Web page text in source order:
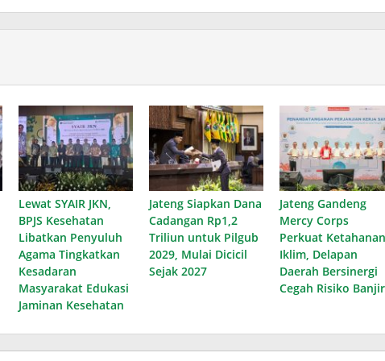
Lewat SYAIR JKN,
BPJS Kesehatan
Libatkan Penyuluh
Agama Tingkatkan
Kesadaran
Masyarakat Edukasi
Jaminan Kesehatan
Jateng Siapkan Dana
Cadangan Rp1,2
Triliun untuk Pilgub
2029, Mulai Dicicil
Sejak 2027
Jateng Gandeng
Mercy Corps
Perkuat Ketahanan
Iklim, Delapan
Daerah Bersinergi
Cegah Risiko Banjir